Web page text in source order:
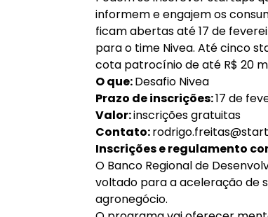
informem e engajem os
ficam abertas até 17 de
para o time Nivea. Até cinco
cota patrocínio de até R$ 20
O que:Desafio Nivea
Prazo de inscrições:17 de
Valor:inscrições gratuitas
Contato:
Inscrições e regulamento
O Banco Regional de
voltado para a aceleração de
agronegócio.